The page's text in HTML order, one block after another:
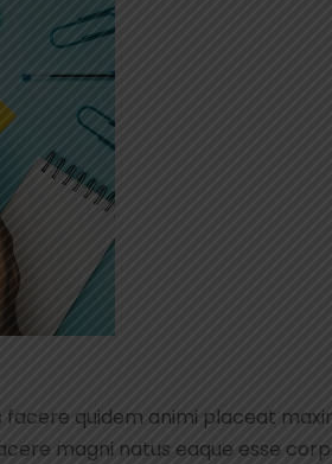
quidem animi placeat
magni natus eaque esse